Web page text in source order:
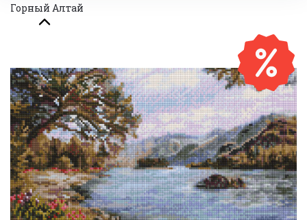
Горный Алтай